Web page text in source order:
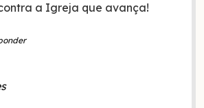
a Igreja que avança!